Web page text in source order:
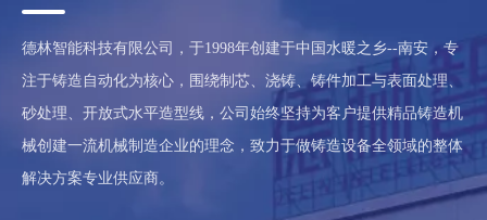
德林智能科技有限公司，于1998年创建于中国水暖之乡--南安，专
注于铸造自动化为核心，围绕制芯、浇铸、铸件加工与表面处理、
砂处理、开放式水平造型线，公司始终坚持为客户提供精品铸造机
械创建一流机械制造企业的理念，致力于做铸造设备全领域的整体
解决方案专业供应商。